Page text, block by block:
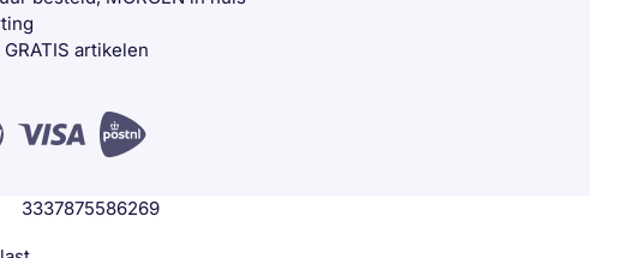
artikelen
3337875586269